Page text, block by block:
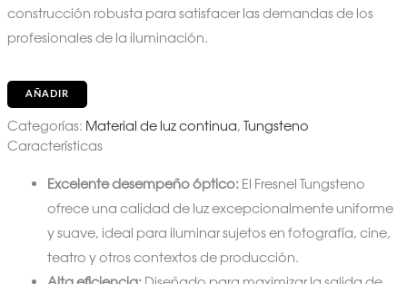
construcción robusta para satisfacer las demandas de los
profesionales de la iluminación.
AÑADIR
Categorías: Material de luz continua, Tungsteno
Características
Excelente desempeño óptico: El Fresnel Tungsteno
ofrece una calidad de luz excepcionalmente uniforme
y suave, ideal para iluminar sujetos en fotografía, cine,
teatro y otros contextos de producción.